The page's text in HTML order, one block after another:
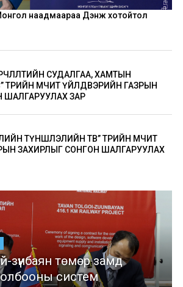
наадмаараа Дэнж хотойтол
СУДАЛГАА, ХАМТЫН
ТӨРИЙН ӨМЧИТ ҮЙЛДВЭРИЙН ГАЗРЫН
ШАЛГАРУУЛАХ ЗАР
ТҮНШЛЭЛИЙН ТӨВ” ТӨРИЙН ӨМЧИТ
ЗАХИРЛЫГ СОНГОН ШАЛГАРУУЛАХ
зүүнбаян төмөр замд
систем